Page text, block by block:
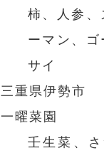
柿、人参
ーマン、
サイ
三重県伊勢市
一曜菜園
壬生菜、